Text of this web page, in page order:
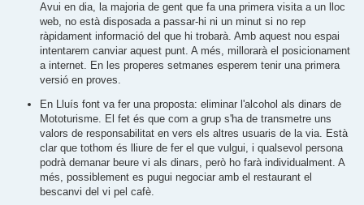
Avui en dia, la majoria de gent que fa una primera visita a un lloc
web, no està disposada a passar-hi ni un minut si no rep
ràpidament informació del que hi trobarà. Amb aquest nou espai
intentarem canviar aquest punt. A més, millorarà el posicionament
a internet. En les properes setmanes esperem tenir una primera
versió en proves.
En Lluís font va fer una proposta: eliminar l'alcohol als dinars de
Mototurisme. El fet és que com a grup s'ha de transmetre uns
valors de responsabilitat en vers els altres usuaris de la via. Està
clar que tothom és lliure de fer el que vulgui, i qualsevol persona
podrà demanar beure vi als dinars, però ho farà individualment. A
més, possiblement es pugui negociar amb el restaurant el
bescanvi del vi pel cafè.